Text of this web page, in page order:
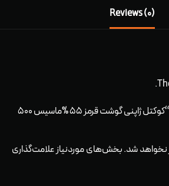
Reviews (0)
Be the first to review “کوکتل ژاپنی گوشت قرمز ۵۵ %ماسیس ۵۰۰
نخواهد شد.بخش‌های موردنیاز علامت‌گذاری